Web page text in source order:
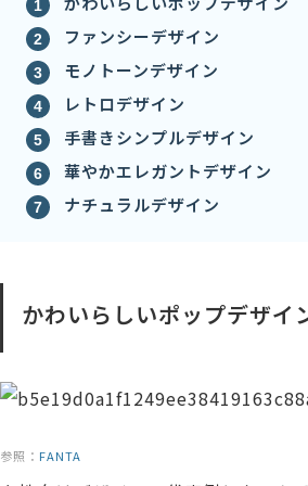
ファンシーデザイン
モノトーンデザイン
レトロデザイン
手書きシンプルデザイン
華やかエレガントデザイン
ナチュラルデザイン
かわいらしいポップデザイ
参照： FANTA